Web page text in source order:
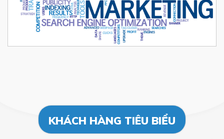
KHÁCH HÀNG TIÊU BIỂU